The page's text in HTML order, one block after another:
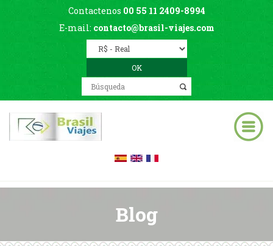
Contactenos 00 55 11 2409-8994
E-mail: contacto@brasil-viajes.com
Blog